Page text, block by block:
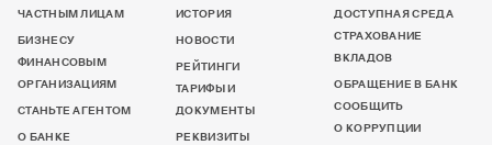
ЧАСТНЫМ ЛИЦАМ
БИЗНЕСУ
ФИНАНСОВЫМ
ОРГАНИЗАЦИЯМ
СТАНЬТЕ АГЕНТОМ
О БАНКЕ
ИСТОРИЯ
НОВОСТИ
РЕЙТИНГИ
ТАРИФЫ И
ДОКУМЕНТЫ
РЕКВИЗИТЫ
ДОСТУПНАЯ СРЕДА
СТРАХОВАНИЕ
ВКЛАДОВ
ОБРАЩЕНИЕ В БАНК
СООБЩИТЬ
О КОРРУПЦИИ